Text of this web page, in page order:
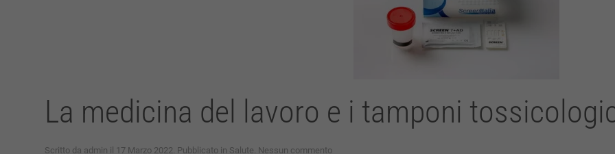
La medicina del lavoro e i tamponi
Scritto da admin il 17 Marzo 2022. Pubblicato in Salute. Nessun commentosu